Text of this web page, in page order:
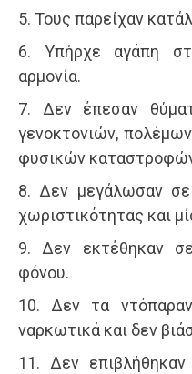
5. Τους παρείχαν
6. Υπήρχε αγάπη
αρμονία.
7. Δεν έπεσαν
γενοκτονιών,
φυσικών
8. Δεν μεγάλωσαν σε
χωριστικότητας και
9. Δεν εκτέθηκαν
φόνου.
10. Δεν τα
ναρκωτικά και δεν
11. Δεν επιβλήθηκαν